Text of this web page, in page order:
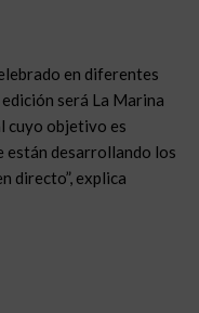
en diferentes
será La Marina
cuyo objetivo es
están desarrollando los
directo”, explica